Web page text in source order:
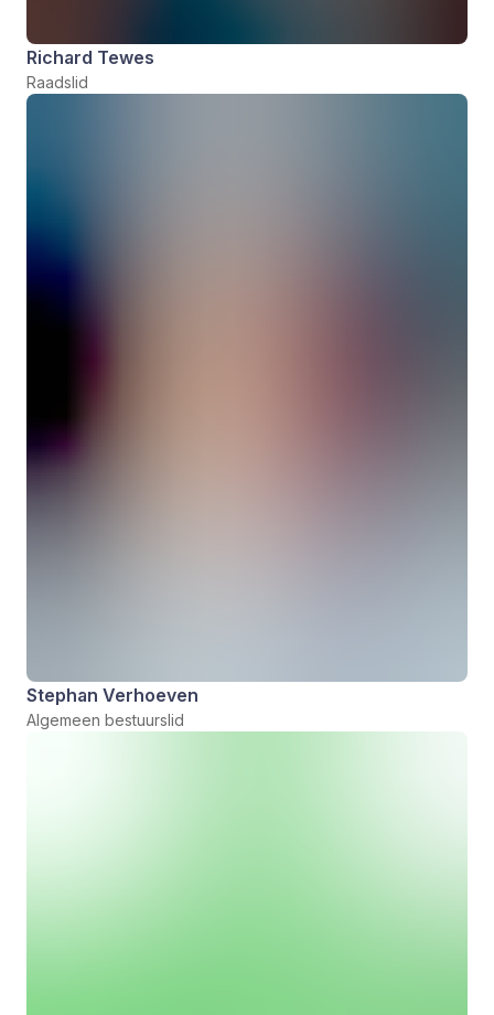
Richard Tewes
Raadslid
Stephan Verhoeven
Algemeen bestuurslid